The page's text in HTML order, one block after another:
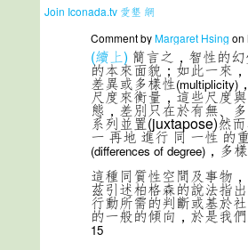
Join Iconada.tv 愛墾 網
Comment byMargaret Hsing on
(續上) 簡言之，智性的
的本來面貌；如此一來
差異或多樣性(multiplicity)
尺度來衡量，這些尺度
態，差別只在於有無、
系列並置(juxtapose)然
一 再地 進行 同 一性 的
(differences of degree)，多
這種同質性空間及事物
茲引述柏格森的說法指
行動所需的判斷或基於
的一般的傾向，於是我
15